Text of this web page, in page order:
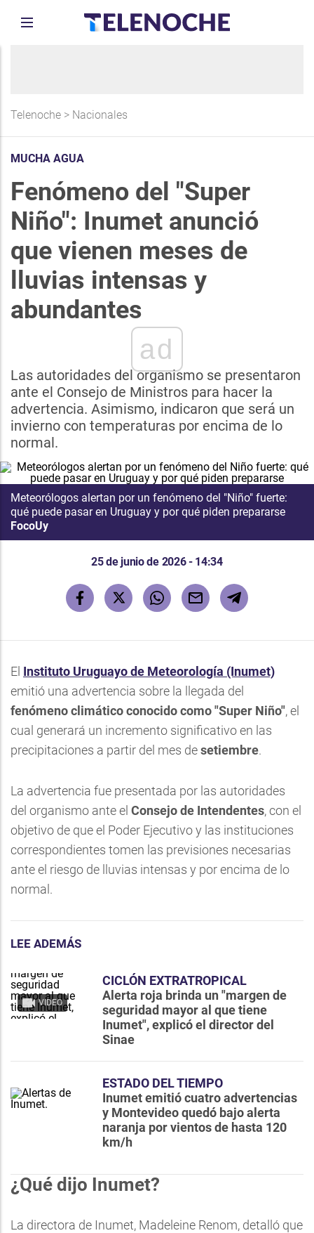
Telenoche > Nacionales
MUCHA AGUA
Fenómeno del "Super
Niño": Inumet anunció
que vienen meses de
lluvias intensas y
abundantes
ad
Las autoridades del organismo se presentaron
ante el Consejo de Ministros para hacer la
advertencia. Asimismo, indicaron que será un
invierno con temperaturas por encima de lo
normal.
Meteorólogos alertan por un fenómeno del "Niño" fuerte:
qué puede pasar en Uruguay y por qué piden prepararse
FocoUy
25 de junio de 2026 - 14:34
El Instituto Uruguayo de Meteorología (Inumet)
emitió una advertencia sobre la llegada del
fenómeno climático conocido como"Super Niño", el
cual generará un incremento significativo en las
precipitaciones a partir del mes desetiembre.
La advertencia fue presentada por las autoridades
del organismo ante el Consejo de Intendentes, con el
objetivo de que el Poder Ejecutivo y las instituciones
correspondientes tomen las previsiones necesarias
ante el riesgo de lluvias intensas y por encima de lo
normal.
LEE ADEMÁS
VIDEO
CICLÓN EXTRATROPICAL
Alerta roja brinda un "margen de
seguridad mayor al que tiene
Inumet", explicó el director del
Sinae
ESTADO DEL TIEMPO
Inumet emitió cuatro advertencias
y Montevideo quedó bajo alerta
naranja por vientos de hasta 120
km/h
¿Qué dijo Inumet?
La directora de Inumet, Madeleine Renom, detalló que